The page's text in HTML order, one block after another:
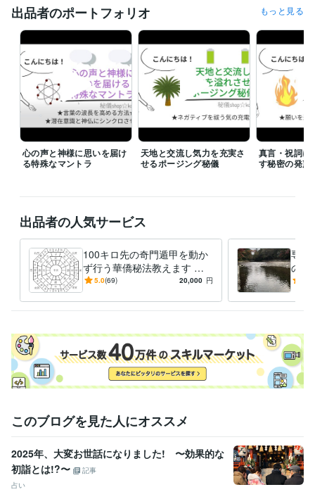
出品者のポートフォリオ もっと見る
心の声と神様に思いを届け
る特殊なマントラ
天地と交流し気力を充実さ
せるポージング秘儀
真言・祝詞に
す秘密の発声
出品者の人気サービス
100キロ先の奇門遁甲を動か
ず行う華僑秘法教えます 直
伝☆遠方へ旅行しなくても方
5.0(69) 20,000 円
専用
のご
このブログを見た人にオススメ
2025年、大変お世話になりました! 〜効果的な
初詣とは!?〜
記事
占い